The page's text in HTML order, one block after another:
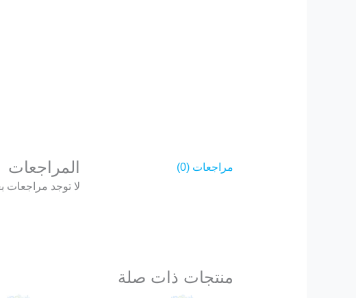
مراجعات (0) المراجعات
لا توجد مراجعات
منتجات ذات صلة